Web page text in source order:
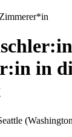
Zimmerer*in
in